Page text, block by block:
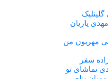
یاریان
مهربون من
سفر
تماشای تو